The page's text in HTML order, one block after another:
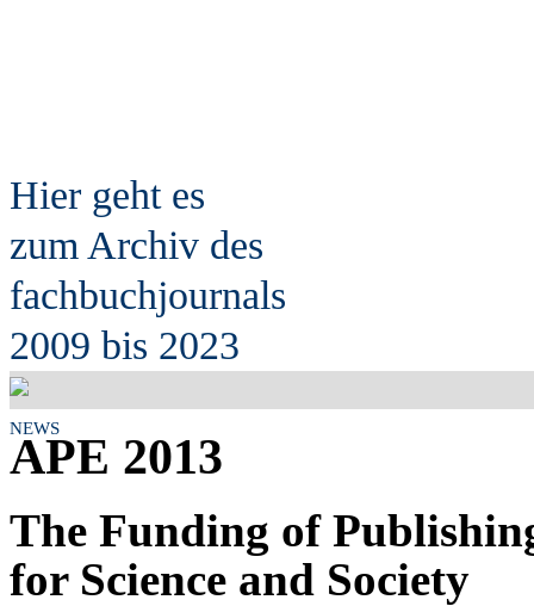
Hier geht es
zum Archiv des
fachbuchjournals
2009 bis 2023
NEWS
APE 2013
The Funding of
for Science and Society